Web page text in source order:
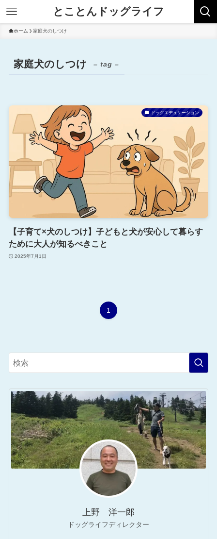
とことんドッグライフ
ホーム 家庭犬のしつけ
家庭犬のしつけ – tag –
ドッグエデュケーション
【子育て×犬のしつけ】子どもと犬が安心して暮らす
ために大人が知るべきこと
2025年7月1日
1
上野 洋一郎
ドッグライフディレクター